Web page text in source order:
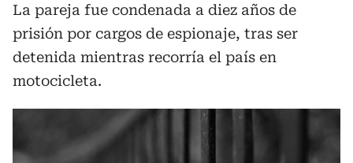
La pareja fue condenada a diez años de
prisión por cargos de espionaje, tras ser
detenida mientras recorría el país en
motocicleta.